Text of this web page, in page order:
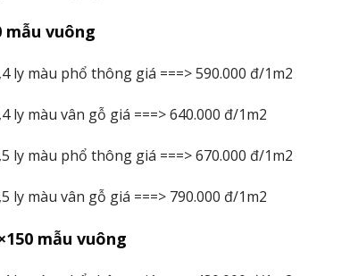
mẫu vuông
ly màu phổ thông giá ===> 590.000 đ/1m2
ly màu vân gỗ giá ===> 640.000 đ/1m2
ly màu phổ thông giá ===> 670.000 đ/1m2
ly màu vân gỗ giá ===> 790.000 đ/1m2
mẫu vuông